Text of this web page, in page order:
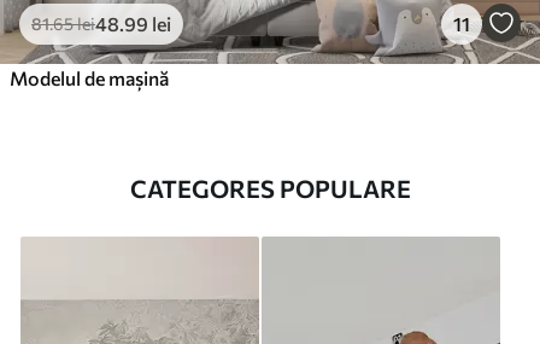
81.65lei48.99 lei 11
Modelul de mașină
CATEGORES POPULARE